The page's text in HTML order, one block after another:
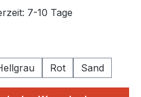
7-10 Tage
Rot Sand